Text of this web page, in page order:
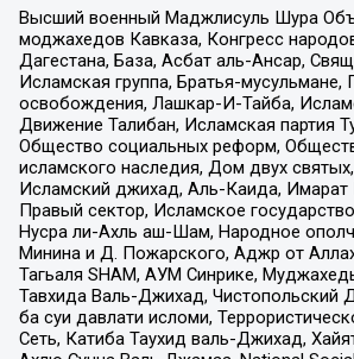
Высший военный Маджлисуль Шура
моджахедов Кавказа, Конгресс
Дагестана, База, Асбат аль-Ансар,
Исламская группа, Братья-мусульмане,
освобождения, Лашкар-И-Тайба,
Движение Талибан, Исламская партия
Общество социальных реформ,
исламского наследия, Дом двух
Исламский джихад, Аль-Каида, Имарат
Правый сектор, Исламское
Нусра ли-Ахль аш-Шам, Народное
Минина и Д. Пожарского, Аджр от
Тагьаля SHAM, АУМ Синрике,
Тавхида Валь-Джихад, Чистопольский
ба суи давлати исломи,
Сеть, Катиба Таухид валь-Джихад,